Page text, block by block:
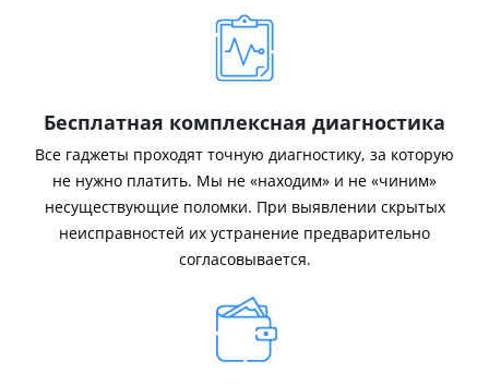
Бесплатная комплексная диагностика
Все гаджеты проходят точную диагностику, за которую
не нужно платить. Мы не «находим» и не «чиним»
несуществующие поломки. При выявлении скрытых
неисправностей их устранение предварительно
согласовывается.